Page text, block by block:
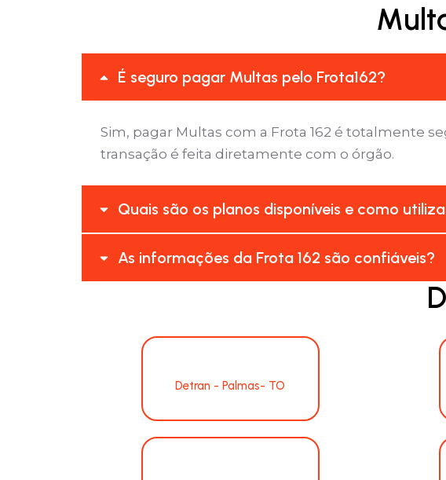
É seguro pagar Multas pelo Frota162?
Sim, pagar Multas com a Frota 162 é totalmente
transação é feita diretamente com o órgão.
Quais são os planos disponíveis e como
As informações da Frota 162 são confiáveis?
Detran - Palmas- TO